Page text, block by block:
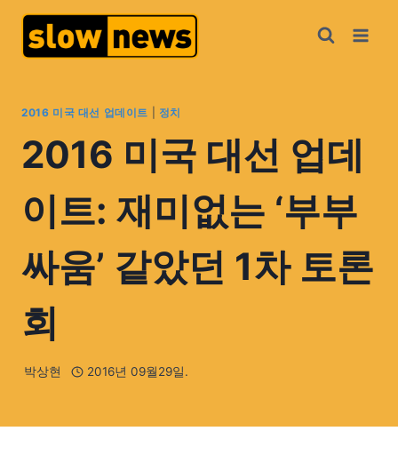
2016 미국 대선 업데이트 정치
2016 미국 대선 업데
이트: 재미없는 ‘부부
싸움’ 같았던 1차 토론
회
박상현 2016년 09월29일.